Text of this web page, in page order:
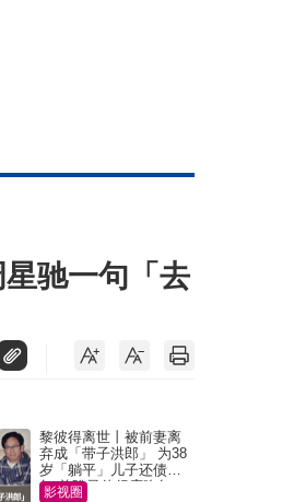
驰一句「去
黎彼得离世丨被前妻离
弃成「带子洪郎」 为38
岁「躺平」儿子还债多
年 曾盼寻伴侣度晚年
影视圈